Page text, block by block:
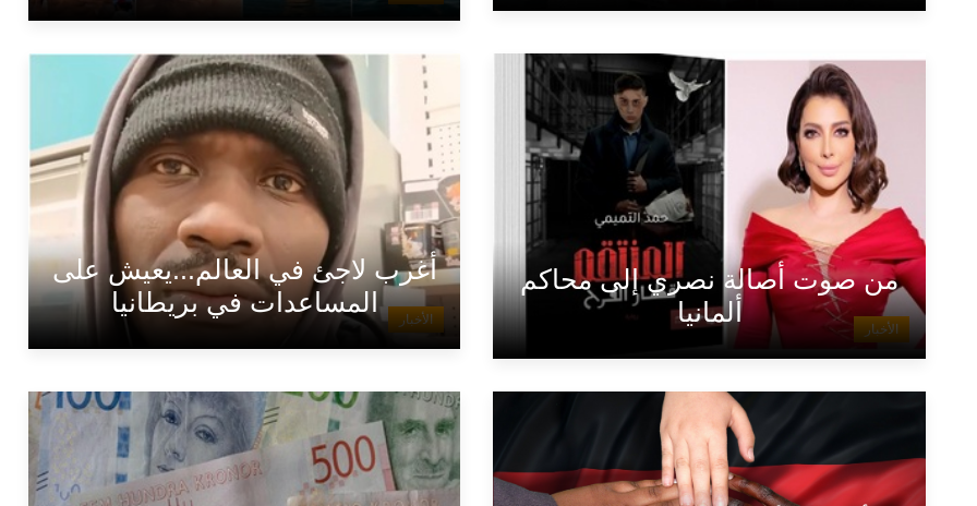
الأخبار
من صوت أصالة نصري إلى محاكم
ألمانيا
الأخبار
أغرب لاجئ في العالم...يعيش على
المساعدات في بريطانيا